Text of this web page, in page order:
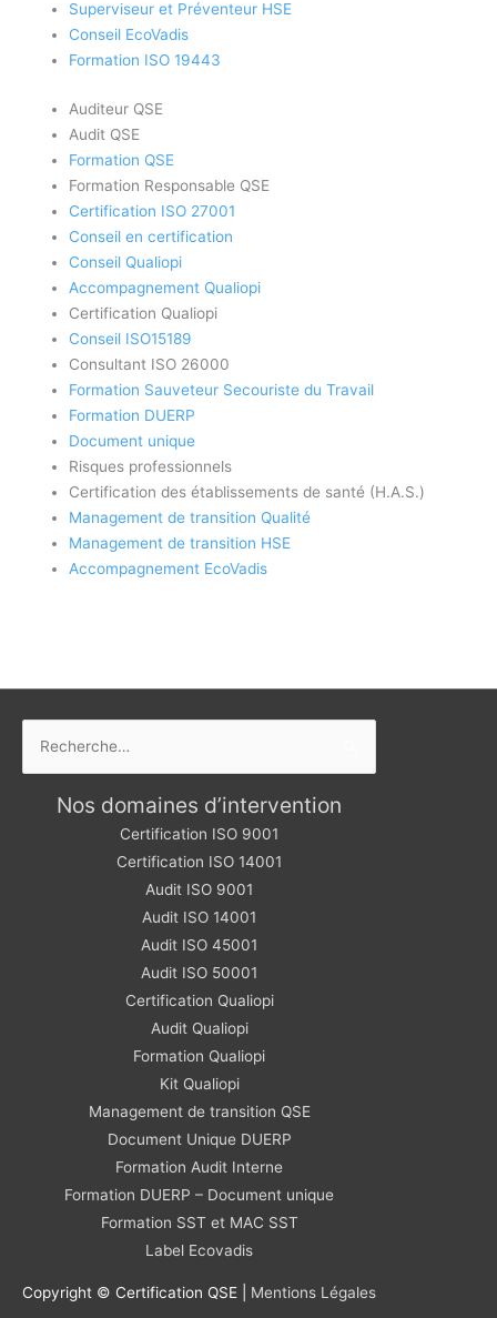
Superviseur et Préventeur HSE
Conseil EcoVadis
Formation ISO 19443
Auditeur QSE
Audit QSE
Formation QSE
Formation Responsable QSE
Certification ISO 27001
Conseil en certification
Conseil Qualiopi
Accompagnement Qualiopi
Certification Qualiopi
Conseil ISO15189
Consultant ISO 26000
Formation Sauveteur Secouriste du Travail
Formation DUERP
Document unique
Risques professionnels
Certification des établissements de santé (H.A.S.)
Management de transition Qualité
Management de transition HSE
Accompagnement EcoVadis
Nos domaines d’intervention
Certification ISO 9001
Certification ISO 14001
Audit ISO 9001
Audit ISO 14001
Audit ISO 45001
Audit ISO 50001
Certification Qualiopi
Audit Qualiopi
Formation Qualiopi
Kit Qualiopi
Management de transition QSE
Document Unique DUERP
Formation Audit Interne
Formation DUERP – Document unique
Formation SST et MAC SST
Label Ecovadis
Copyright © Certification QSE | Mentions Légales